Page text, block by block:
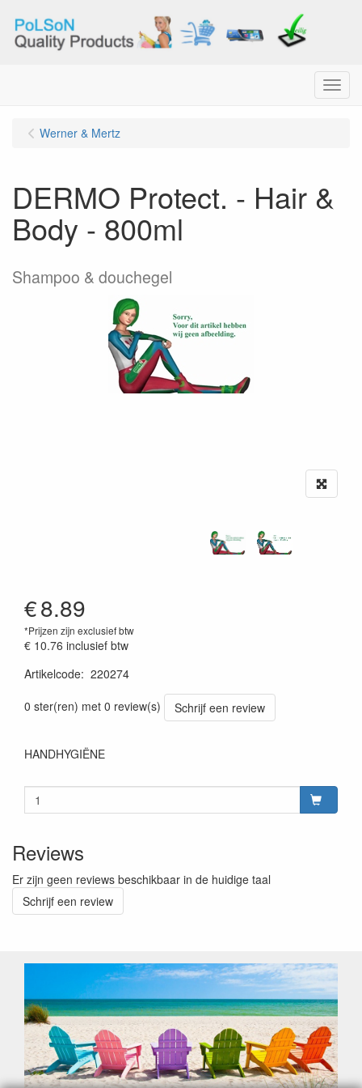
Menu
Werner & Mertz
DERMO Protect. - Hair &
Body - 800ml
Shampoo & douchegel
€8.89
*Prijzen zijn exclusief btw
€ 10.76 inclusief btw
Artikelcode: 220274
0 ster(ren) met 0 review(s)
Schrijf een review
HANDHYGIËNE
Reviews
Er zijn geen reviews beschikbaar in de huidige taal
Schrijf een review